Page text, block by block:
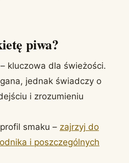
piwa?
– kluczowa dla świeżości.
jednak świadczy o
i zrozumieniu
smaku – zajrzyj do
i poszczególnych